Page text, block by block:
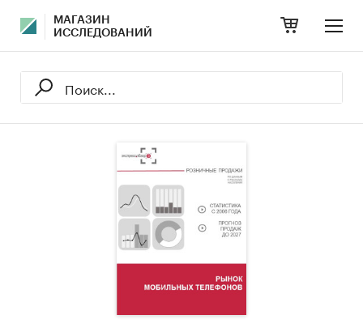
МАГАЗИН
ИССЛЕДОВАНИЙ